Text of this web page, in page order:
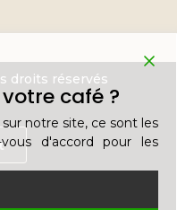
droits réservés
café ?
notre site, ce sont les
d'accord pour les